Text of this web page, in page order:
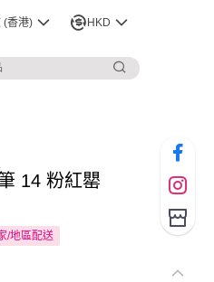
(香港) HKD
14 粉紅罌
/地區配送